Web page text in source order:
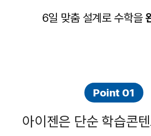
6일 맞춤 설계로 수학을
Point 01
아이젠은 단순 학습콘